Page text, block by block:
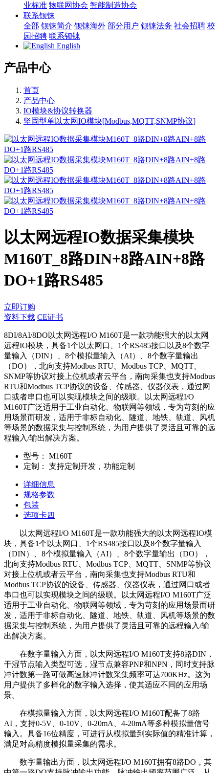
业标准 物联网协会 智能制造协会
联系钡铼
全部 钡铼简介 钡铼海外 部分用户 钡铼法务 社会招聘 校
园招聘 联系钡铼
English
产品中心
首页
产品中心
IO模块&协议转换器
坚固型单以太网IO模块[Modbus,MQTT,SNMP协议]
以太网远程IO数据采集模块
M160T_8路DIN+8路AIN+8路
DO+1路RS485
立即订购
资料下载 CE证书
8DI/8AI/8DO以太网远程I/O M160T是一款功能强大的以太网
远程IO模块，具备1个以太网口、1个RS485接口以及8个数字
量输入（DIN）、8个模拟量输入（AI）、8个数字量输出
（DO），北向支持Modbus RTU、Modbus TCP、MQTT、
SNMP等协议对接上位机或者云平台，南向采集也支持Modbus
RTU和Modbus TCP协议的设备、传感器、仪器仪表，通过网
口或者串口也可以实现模块之间的级联。以太网远程I/O
M160T广泛适用于工业自动化、物联网等领域，专为苛刻的应
用场景而研发，适用于非标自动化、隧道、地铁、轨道、风机
等场景的数据采集与控制系统，为用户提供了灵活且可靠的远
程输入/输出解决方案。
型号：
M160T
定制：
支持定制开发，功能定制
详细信息
规格参数
包装
选项卡四
以太网远程I/O M160T是一款功能强大的以太网远程IO模
块，具备1个以太网口、1个RS485接口以及8个数字量输入
（DIN）、8个模拟量输入（AI）、8个数字量输出（DO），
北向支持Modbus RTU、Modbus TCP、MQTT、SNMP等协议
对接上位机或者云平台，南向采集也支持Modbus RTU和
Modbus TCP协议的设备、传感器、仪器仪表，通过网口或者
串口也可以实现模块之间的级联。以太网远程I/O M160T广泛
适用于工业自动化、物联网等领域，专为苛刻的应用场景而研
发，适用于非标自动化、隧道、地铁、轨道、风机等场景的数
据采集与控制系统，为用户提供了灵活且可靠的远程输入/输
出解决方案。
在数字量输入方面，以太网远程I/O M160T支持8路DIN，
干湿节点输入类型可选，湿节点兼容PNP和NPN，同时支持脉
冲计数第一路可做高速脉冲计数采集频率可达700KHz。这为
用户提供了多样化的数字输入选择，使其适应不同的应用场
景。
在模拟量输入方面，以太网远程I/O M160T配备了8路
AI，支持0-5V、0-10V、0-20mA、4-20mA等多种模拟量信号
输入。具备16位精度，可进行从模拟量到实际值的精准计算，
满足对高精度模拟量采集的需求。
数字量输出方面，以太网远程I/O M160T拥有8路DO，其